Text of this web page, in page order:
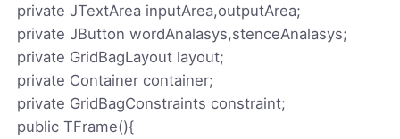
private JTextArea inputArea,outputArea;
private JButton wordAnalasys,stenceAnalasys;
private GridBagLayout layout;
private Container container;
private GridBagConstraints constraint;
public TFrame(){